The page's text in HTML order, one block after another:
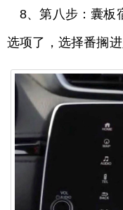
8、第八步：囊板
选项了，选择番搁